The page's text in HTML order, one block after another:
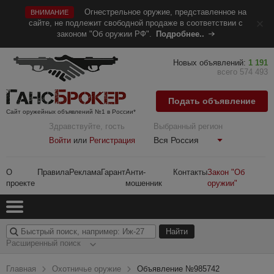
ВНИМАНИЕ
Огнестрельное оружие, представленное на
сайте, не подлежит свободной продаже в соответствии с
законом "Об оружии РФ".
Подробнее..
Сайт оружейных объявлений №1 в России*
Здравствуйте, гость
Войти или Регистрация
Выбранный регион
Вся Россия
О
проекте
ПравилаРекламаГарантАнти-
мошенник
КонтактыЗакон "Об
оружии"
Новых объявлений: 1 191
всего 574 493
Подать объявление
Расширенный поиск
Главная Охотничье оружие Объявление №985742